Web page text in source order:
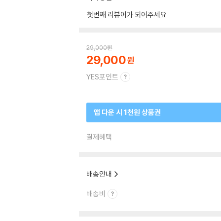
첫번째 리뷰어가 되어주세요
29,000원
29,000
YES포인트
앱 다운 시 1천원 상품권
결제혜택
배송안내
배송비